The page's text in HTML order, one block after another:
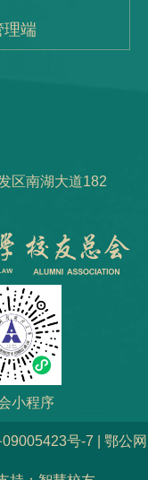
理端
区南湖大道182
小程序
号-7 | 鄂公网